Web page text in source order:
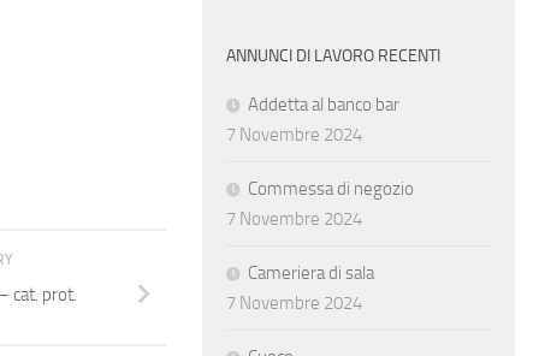
cat. prot.
ANNUNCI DI LAVORO RECENTI
Addetta al banco bar
7 Novembre 2024
Commessa di negozio
7 Novembre 2024
Cameriera di sala
7 Novembre 2024